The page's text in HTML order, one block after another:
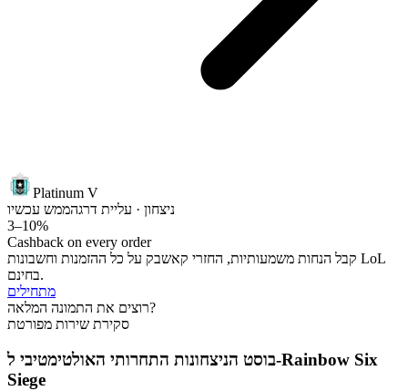
Platinum V
ניצחון · עליית דרגהממש עכשיו
3–10%
Cashback on every order
קבל הנחות משמעותיות, החזרי קאשבק על כל ההזמנות וחשבונות LoL
בחינם.
מתחילים
רוצים את התמונה המלאה?
סקירת שירות מפורטת
בוסט הניצחונות התחרותי האולטימטיבי ל-Rainbow Six
Siege